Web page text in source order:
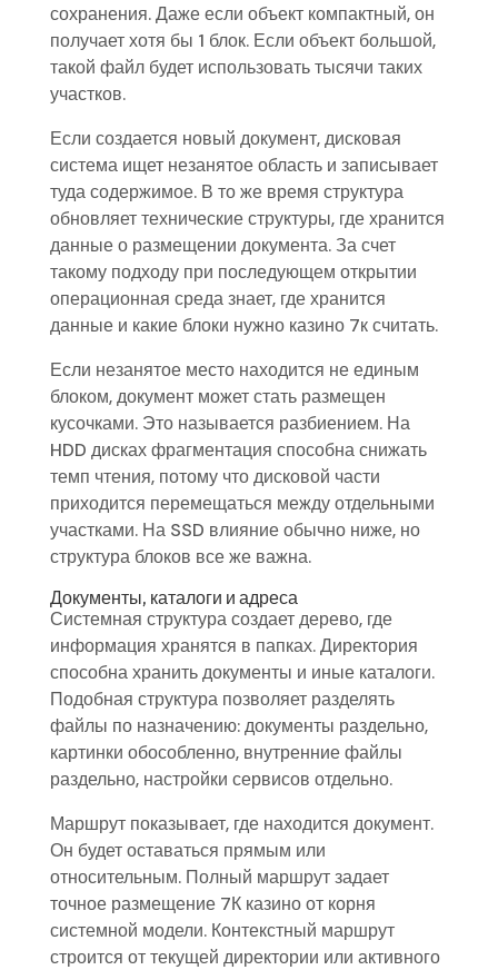
сохранения. Даже если объект компактный, он
получает хотя бы 1 блок. Если объект большой,
такой файл будет использовать тысячи таких
участков.
Если создается новый документ, дисковая
система ищет незанятое область и записывает
туда содержимое. В то же время структура
обновляет технические структуры, где хранится
данные о размещении документа. За счет
такому подходу при последующем открытии
операционная среда знает, где хранится
данные и какие блоки нужно казино 7к считать.
Если незанятое место находится не единым
блоком, документ может стать размещен
кусочками. Это называется разбиением. На
HDD дисках фрагментация способна снижать
темп чтения, потому что дисковой части
приходится перемещаться между отдельными
участками. На SSD влияние обычно ниже, но
структура блоков все же важна.
Документы, каталоги и адреса
Системная структура создает дерево, где
информация хранятся в папках. Директория
способна хранить документы и иные каталоги.
Подобная структура позволяет разделять
файлы по назначению: документы раздельно,
картинки обособленно, внутренние файлы
раздельно, настройки сервисов отдельно.
Маршрут показывает, где находится документ.
Он будет оставаться прямым или
относительным. Полный маршрут задает
точное размещение 7К казино от корня
системной модели. Контекстный маршрут
строится от текущей директории или активного